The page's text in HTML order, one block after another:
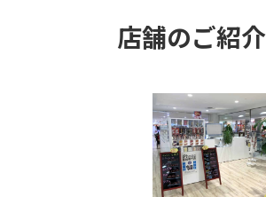
店舗のご紹介